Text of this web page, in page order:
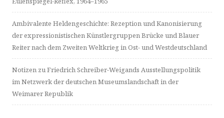
Ambivalente Heldengeschichte: Rezeption und Kanonisierung
der expressionistischen Künstlergruppen Brücke und Blauer
Reiter nach dem Zweiten Weltkrieg in Ost- und Westdeutschland
Notizen zu Friedrich Schreiber-Weigands Ausstellungspolitik
im Netzwerk der deutschen Museumslandschaft in der
Weimarer Republik